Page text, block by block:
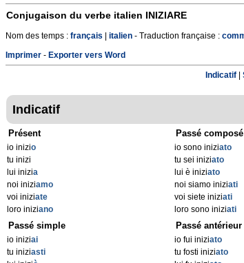
Conjugaison du verbe italien INIZIARE
Nom des temps : français italien - Traduction française :
Imprimer - Exporter vers Word
Indicatif
Indicatif
Présent
io inizio
tu inizi
lui inizia
noi iniziamo
voi iniziate
loro iniziano
Passé composé
io sono iniziato
tu sei iniziato
lui è iniziato
noi siamo iniziati
voi siete iniziati
loro sono iniziati
Passé simple
io iniziai
tu iniziasti
Passé antérieur
io fui iniziato
tu fosti iniziato